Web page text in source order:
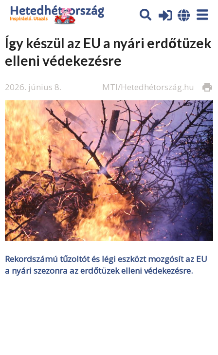
Így készül az EU a nyári erdőtüzek
elleni védekezésre
2026. június 8. print
MTI/Hetedhétország.hu
Rekordszámú tűzoltót és légi eszközt mozgósít az EU
a nyári szezonra az erdőtüzek elleni védekezésre.